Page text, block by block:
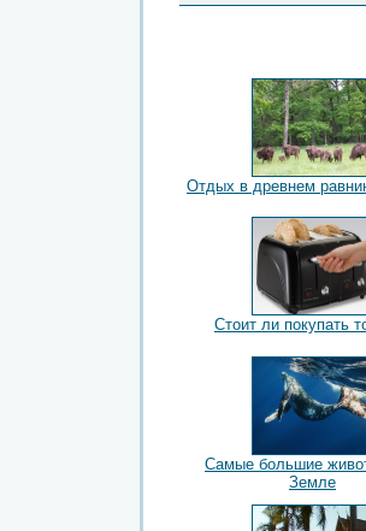
Отдых в древнем
Стоит ли покупать
Самые большие
Земле